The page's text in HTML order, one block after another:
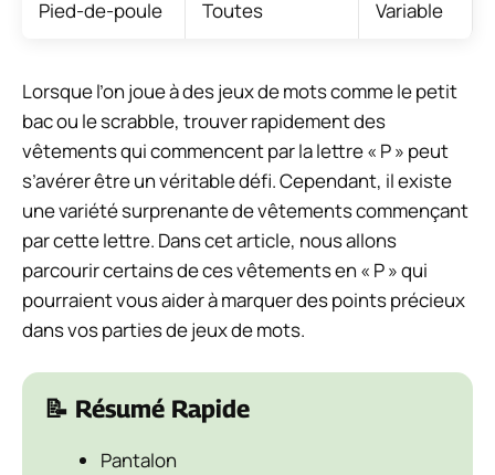
Pied-de-poule Toutes Variable
Lorsque l’on joue à des jeux de mots comme le petit
bac ou le scrabble, trouver rapidement des
vêtements qui commencent par la lettre « P » peut
s’avérer être un véritable défi. Cependant, il existe
une variété surprenante de vêtements commençant
par cette lettre. Dans cet article, nous allons
parcourir certains de ces vêtements en « P » qui
pourraient vous aider à marquer des points précieux
dans vos parties de jeux de mots.
📝 Résumé Rapide
Pantalon